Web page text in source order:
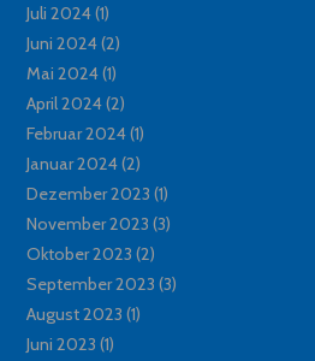
Juli 2024(1)
Juni 2024(2)
Mai 2024(1)
April 2024(2)
Februar 2024(1)
Januar 2024(2)
Dezember 2023 (1)
November 2023 (3)
Oktober 2023 (2)
September 2023 (3)
August 2023 (1)
Juni 2023 (1)